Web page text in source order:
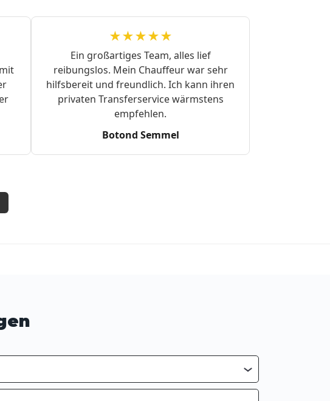
★★★★★
Ein großartiges Team, alles lief
reibungslos. Mein Chauffeur war sehr
hilfsbereit und freundlich. Ich kann ihren
privaten Transferservice wärmstens
empfehlen.
Botond Semmel